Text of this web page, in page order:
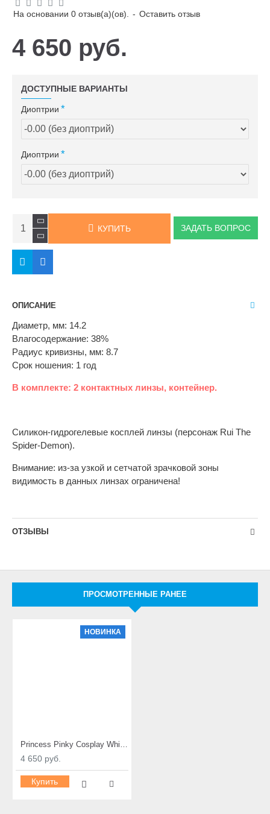
На основании 0 отзыв(а)(ов). - Оставить отзыв
4 650 руб.
ДОСТУПНЫЕ ВАРИАНТЫ
Диоптрии
Диоптрии
КУПИТЬ ЗАДАТЬ ВОПРОС
ОПИСАНИЕ
Диаметр, мм: 14.2
Влагосодержание: 38%
Радиус кривизны, мм: 8.7
Cрок ношения: 1 год
В комплекте: 2 контактных линзы, контейнер.
Силикон-гидрогелевые косплей линзы (персонаж Rui The
Spider-Demon).
Внимание: из-за узкой и сетчатой зрачковой зоны
видимость в данных линзах ограничена!
ОТЗЫВЫ
ПРОСМОТРЕННЫЕ РАНЕЕ
НОВИНКА
Princess Pinky Cosplay White Lunatic Rui (Silicone Hydrogel)
4 650 руб.
Купить